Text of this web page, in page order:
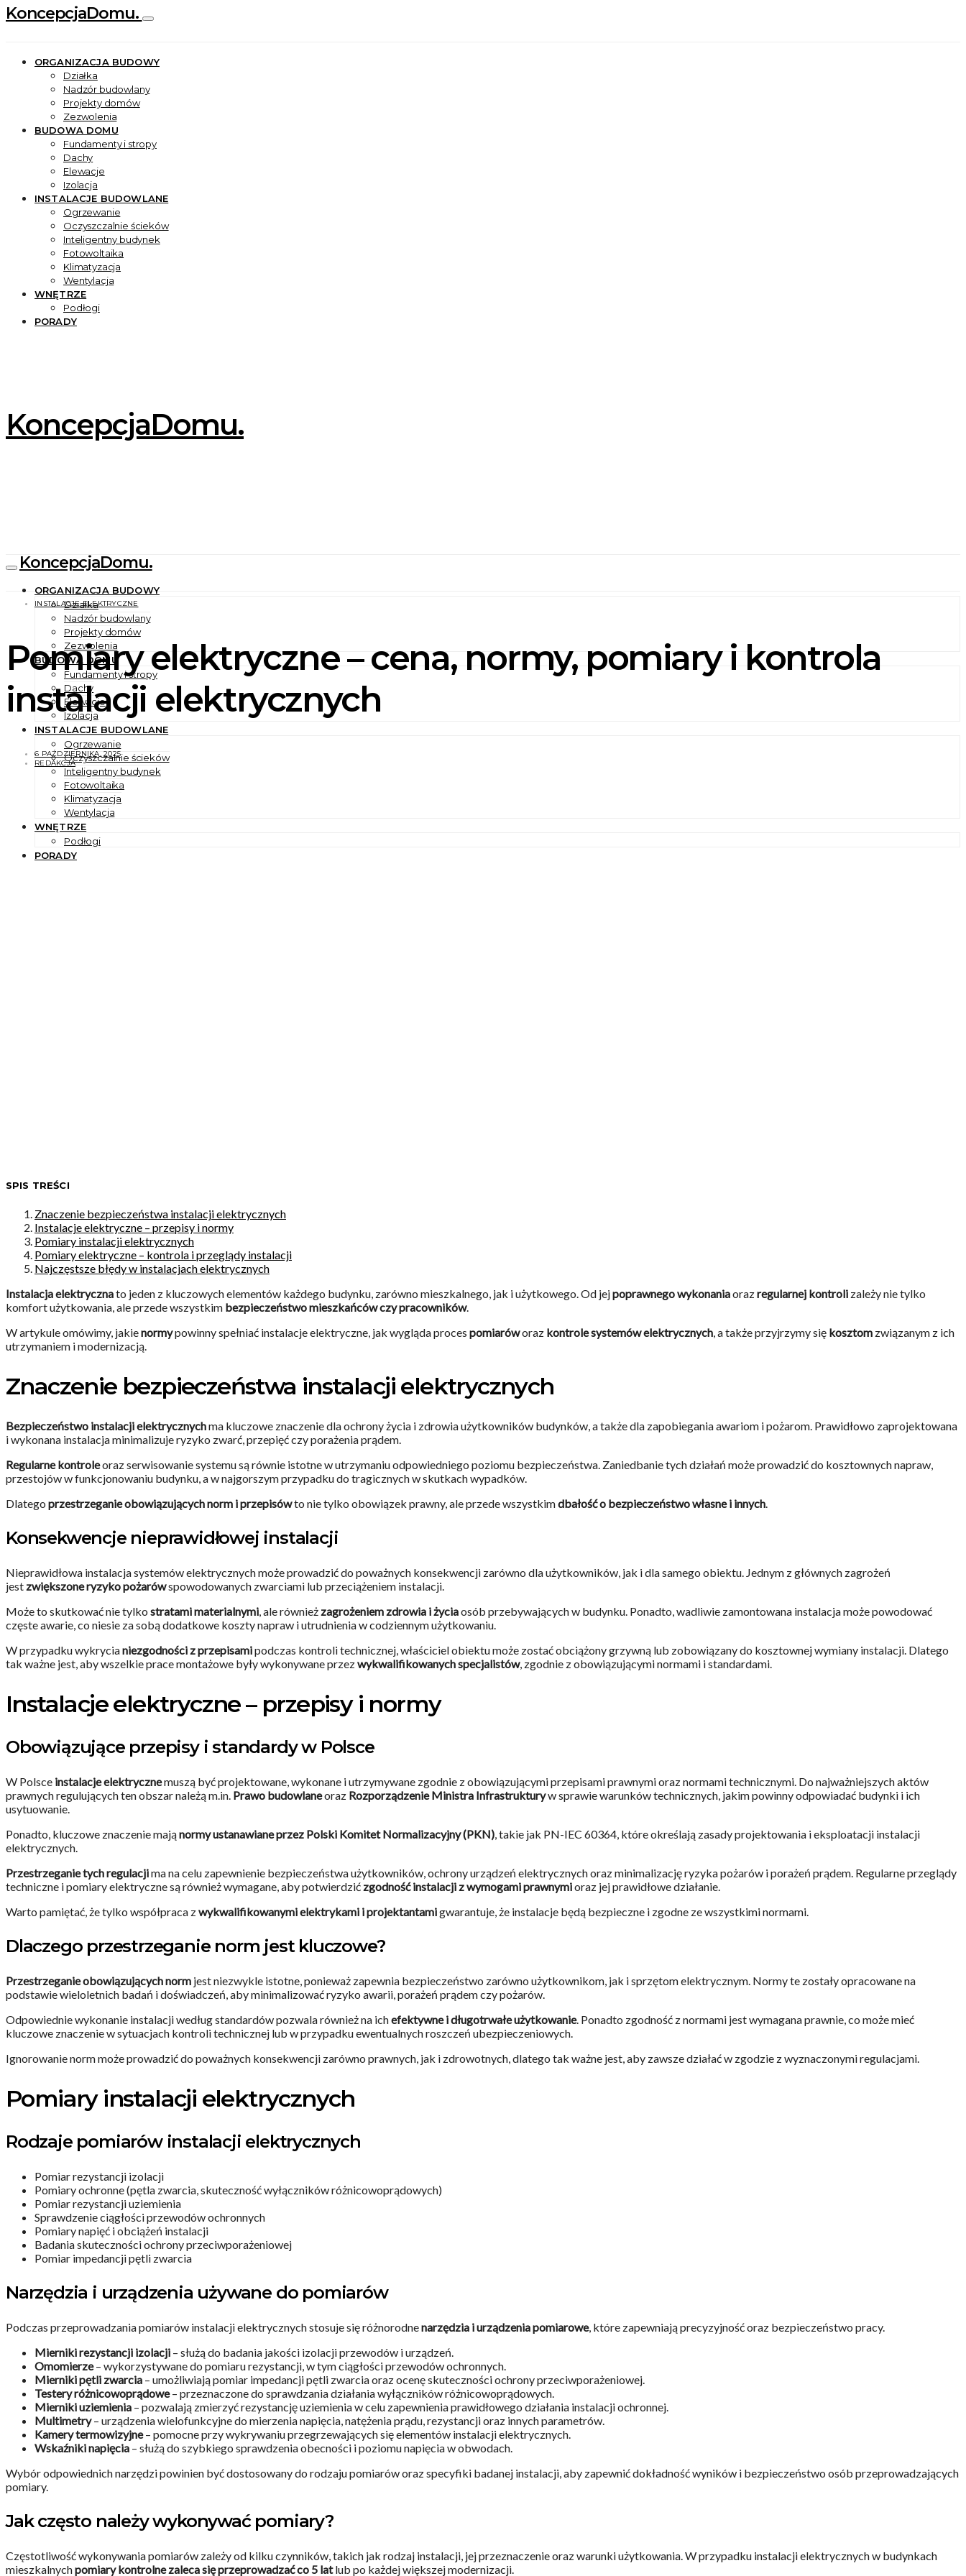
KoncepcjaDomu.
ORGANIZACJA BUDOWY
Działka
Nadzór budowlany
Projekty domów
Zezwolenia
BUDOWA DOMU
Fundamenty i stropy
Dachy
Elewacje
Izolacja
INSTALACJE BUDOWLANE
Ogrzewanie
Oczyszczalnie ścieków
Inteligentny budynek
Fotowoltaika
Klimatyzacja
Wentylacja
WNĘTRZE
Podłogi
PORADY
KoncepcjaDomu.
KoncepcjaDomu.
ORGANIZACJA BUDOWY
Działka
Nadzór budowlany
Projekty domów
Zezwolenia
BUDOWA DOMU
Fundamenty i stropy
Dachy
Elewacje
Izolacja
INSTALACJE BUDOWLANE
Ogrzewanie
Oczyszczalnie ścieków
Inteligentny budynek
Fotowoltaika
Klimatyzacja
Wentylacja
WNĘTRZE
Podłogi
PORADY
INSTALACJE ELEKTRYCZNE
Pomiary elektryczne – cena, normy, pomiary i kontrola
instalacji elektrycznych
6 PAŹDZIERNIKA, 2025
REDAKCJA
SPIS TREŚCI
Znaczenie bezpieczeństwa instalacji elektrycznych
Instalacje elektryczne – przepisy i normy
Pomiary instalacji elektrycznych
Pomiary elektryczne – kontrola i przeglądy instalacji
Najczęstsze błędy w instalacjach elektrycznych
Instalacja elektrycznato jeden z kluczowych elementów każdego budynku, zarówno mieszkalnego, jak i użytkowego. Od jejpoprawnego wykonaniaorazregularnej kontroli zależy nie tylko
komfort użytkowania, ale przede wszystkim bezpieczeństwo mieszkańców czy pracowników.
W artykule omówimy, jakienormypowinny spełniać instalacje elektryczne, jak wygląda proces pomiaróworaz kontrole systemów elektrycznych, a także przyjrzymy się kosztom związanym z ich
utrzymaniem i modernizacją.
Znaczenie bezpieczeństwa instalacji elektrycznych
Bezpieczeństwo instalacji elektrycznychma kluczowe znaczenie dla ochrony życia i zdrowia użytkowników budynków, a także dla zapobiegania awariom i pożarom. Prawidłowo zaprojektowana
i wykonana instalacja minimalizuje ryzyko zwarć, przepięć czy porażenia prądem.
Regularne kontroleoraz serwisowanie systemu są równie istotne w utrzymaniu odpowiedniego poziomu bezpieczeństwa. Zaniedbanie tych działań może prowadzić do kosztownych napraw,
przestojów w funkcjonowaniu budynku, a w najgorszym przypadku do tragicznych w skutkach wypadków.
Dlatego przestrzeganie obowiązujących norm i przepisówto nie tylko obowiązek prawny, ale przede wszystkimdbałość o bezpieczeństwo własne i innych.
Konsekwencje nieprawidłowej instalacji
Nieprawidłowa instalacja systemów elektrycznych może prowadzić do poważnych konsekwencji zarówno dla użytkowników, jak i dla samego obiektu. Jednym z głównych zagrożeń
jest zwiększone ryzyko pożarówspowodowanych zwarciami lub przeciążeniem instalacji.
Może to skutkować nie tylko stratami materialnymi, ale również zagrożeniem zdrowia i życiaosób przebywających w budynku. Ponadto, wadliwie zamontowana instalacja może powodować
częste awarie, co niesie za sobą dodatkowe koszty napraw i utrudnienia w codziennym użytkowaniu.
W przypadku wykrycianiezgodności z przepisamipodczas kontroli technicznej, właściciel obiektu może zostać obciążony grzywną lub zobowiązany do kosztownej wymiany instalacji. Dlatego
tak ważne jest, aby wszelkie prace montażowe były wykonywane przezwykwalifikowanych specjalistów, zgodnie z obowiązującymi normami i standardami.
Instalacje elektryczne – przepisy i normy
Obowiązujące przepisy i standardy w Polsce
W Polsce instalacje elektrycznemuszą być projektowane, wykonane i utrzymywane zgodnie z obowiązującymi przepisami prawnymi oraz normami technicznymi. Do najważniejszych aktów
prawnych regulujących ten obszar należą m.in. Prawo budowlaneoraz Rozporządzenie Ministra Infrastrukturyw sprawie warunków technicznych, jakim powinny odpowiadać budynki i ich
usytuowanie.
Ponadto, kluczowe znaczenie mająnormy ustanawiane przez Polski Komitet Normalizacyjny (PKN), takie jak PN-IEC 60364, które określają zasady projektowania i eksploatacji instalacji
elektrycznych.
Przestrzeganie tych regulacjima na celu zapewnienie bezpieczeństwa użytkowników, ochrony urządzeń elektrycznych oraz minimalizację ryzyka pożarów i porażeń prądem. Regularne przeglądy
techniczne i pomiary elektryczne są również wymagane, aby potwierdzić zgodność instalacji z wymogami prawnymioraz jej prawidłowe działanie.
Warto pamiętać, że tylko współpraca zwykwalifikowanymi elektrykami i projektantamigwarantuje, że instalacje będą bezpieczne i zgodne ze wszystkimi normami.
Dlaczego przestrzeganie norm jest kluczowe?
Przestrzeganie obowiązujących norm jest niezwykle istotne, ponieważ zapewnia bezpieczeństwo zarówno użytkownikom, jak i sprzętom elektrycznym. Normy te zostały opracowane na
podstawie wieloletnich badań i doświadczeń, aby minimalizować ryzyko awarii, porażeń prądem czy pożarów.
Odpowiednie wykonanie instalacji według standardów pozwala również na ichefektywne i długotrwałe użytkowanie. Ponadto zgodność z normami jest wymagana prawnie, co może mieć
kluczowe znaczenie w sytuacjach kontroli technicznej lub w przypadku ewentualnych roszczeń ubezpieczeniowych.
Ignorowanie norm może prowadzić do poważnych konsekwencji zarówno prawnych, jak i zdrowotnych, dlatego tak ważne jest, aby zawsze działać w zgodzie z wyznaczonymi regulacjami.
Pomiary instalacji elektrycznych
Rodzaje pomiarów instalacji elektrycznych
Pomiar rezystancji izolacji
Pomiary ochronne (pętla zwarcia, skuteczność wyłączników różnicowoprądowych)
Pomiar rezystancji uziemienia
Sprawdzenie ciągłości przewodów ochronnych
Pomiary napięć i obciążeń instalacji
Badania skuteczności ochrony przeciwporażeniowej
Pomiar impedancji pętli zwarcia
Narzędzia i urządzenia używane do pomiarów
Podczas przeprowadzania pomiarów instalacji elektrycznych stosuje się różnorodnenarzędzia i urządzenia pomiarowe, które zapewniają precyzyjność oraz bezpieczeństwo pracy.
Mierniki rezystancji izolacji – służą do badania jakości izolacji przewodów i urządzeń.
Omomierze– wykorzystywane do pomiaru rezystancji, w tym ciągłości przewodów ochronnych.
Mierniki pętli zwarcia – umożliwiają pomiar impedancji pętli zwarcia oraz ocenę skuteczności ochrony przeciwporażeniowej.
Testery różnicowoprądowe– przeznaczone do sprawdzania działania wyłączników różnicowoprądowych.
Mierniki uziemienia – pozwalają zmierzyć rezystancję uziemienia w celu zapewnienia prawidłowego działania instalacji ochronnej.
Multimetry– urządzenia wielofunkcyjne do mierzenia napięcia, natężenia prądu, rezystancji oraz innych parametrów.
Kamery termowizyjne– pomocne przy wykrywaniu przegrzewających się elementów instalacji elektrycznych.
Wskaźniki napięcia – służą do szybkiego sprawdzenia obecności i poziomu napięcia w obwodach.
Wybór odpowiednich narzędzi powinien być dostosowany do rodzaju pomiarów oraz specyfiki badanej instalacji, aby zapewnić dokładność wyników i bezpieczeństwo osób przeprowadzających
pomiary.
Jak często należy wykonywać pomiary?
Częstotliwość wykonywania pomiarów zależy od kilku czynników, takich jak rodzaj instalacji, jej przeznaczenie oraz warunki użytkowania. W przypadku instalacji elektrycznych w budynkach
mieszkalnychpomiary kontrolne zaleca się przeprowadzać co 5 latlub po każdej większej modernizacji.